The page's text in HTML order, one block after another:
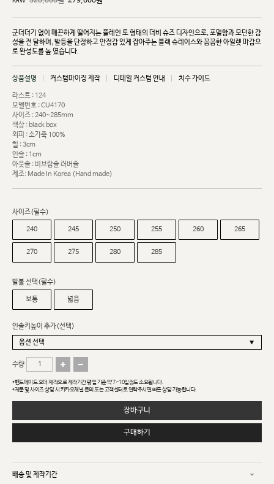
군더더기 없이 매끈하게 떨어지는 플레인 토 형태의 더비 슈즈 디자인으로, 포멀함과 모던한 감
성을 전 달하며, 발등을 단정하고 안정감 있게 잡아주는 블랙 슈레이스와 꼼꼼한 아일렛 마감으
로 완성도를 높였습니다.
상품설명 커스텀마이징 제작 디테일 커스텀 안내 치수 가이드
라스트 : 124
모델번호 : CU4170
사이즈 : 240~285mm
색상 : black box
외피 : 소가죽 100%
힐 : 3cm
인솔 : 1cm
아웃솔 : 비브람솔 러버솔
제조: Made In Korea (Hand made)
사이즈(필수)
240 245 250 255 260 265
270 275 280 285
발볼 선택(필수)
보통 넓음
인솔키높이 추가(선택)
수량
*핸드메이드 오더 제작으로 제작기간 평일 기준 약 7~10일정도 소요됩니다.
*제품 및 사이즈 상담 시 카카오채널 문의 또는 고객센터로 연락주시면 빠른 상담 가능합니다.
장바구니
구매하기
배송 및 제작기간